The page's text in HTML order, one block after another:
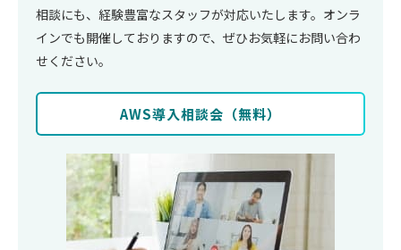
相談にも、経験豊富なスタッフが対応いたします。オンラ
インでも開催しておりますので、ぜひお気軽にお問い合わ
せください。
AWS導⼊相談会（無料）